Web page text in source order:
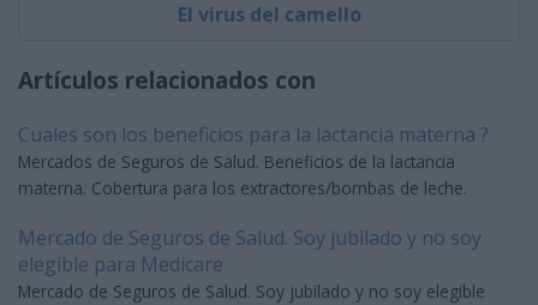
El virus del camello
Artículos relacionados con
Cuales son los beneficios para la lactancia materna ?
Mercados de Seguros de Salud. Beneficios de la lactancia
materna. Cobertura para los extractores/bombas de leche.
Mercado de Seguros de Salud. Soy jubilado y no soy
elegible para Medicare
Mercado de Seguros de Salud. Soy jubilado y no soy elegible